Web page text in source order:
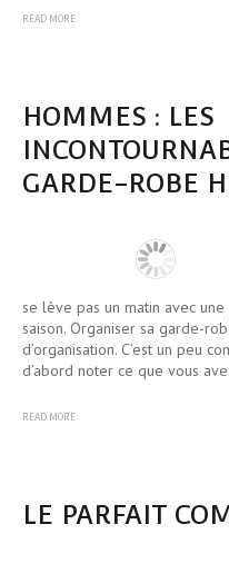
READ MORE
HOMMES : LES
GARDE-ROBE
se lève pas un matin avec
saison. Organiser sa garde-
d’organisation. C’est un peu
d’abord noter ce que vous
READ MORE
LE PARFAIT